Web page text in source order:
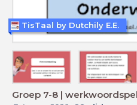
Groep 7-8 |
TisTaal by Dutchily E.E.